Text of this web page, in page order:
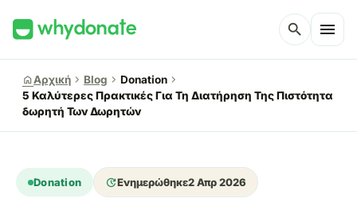
search menu
homeΑρχική chevron_right Blog chevron_right Donation chevron_right
5 Καλύτερες Πρακτικές Για Τη Διατήρηση Της Πιστότητα
δωρητή Των Δωρητών
Donation updateΕνημερώθηκε2 Απρ 2026